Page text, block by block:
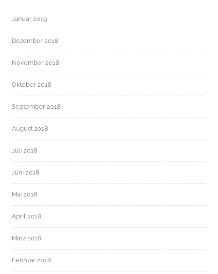
Januar 2019
Dezember 2018
November 2018
Oktober 2018
September 2018
August 2018
Juli 2018
Juni 2018
Mai 2018
April 2018
März 2018
Februar 2018